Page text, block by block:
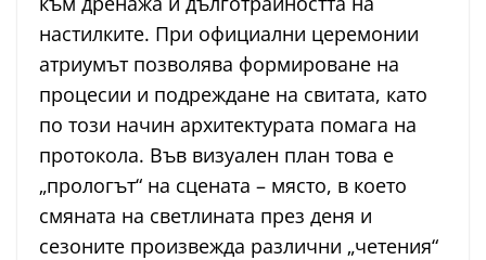
настилките. При официални церемонии
атриумът позволява формироване на
процесии и подреждане на свитата, като
по този начин архитектурата помага на
протокола. Във визуален план това е
„прологът“ на сцената – място, в което
смяната на светлината през деня и
сезоните произвежда различни „четения“